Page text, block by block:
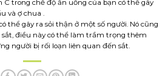
trong chế độ ăn uống của bạn có thể gây
và ợ chua .
thể gây ra sỏi thận ở một số người. Nó cũng
điều này có thể làm trầm trọng thêm
người bị rối loạn liên quan đến sắt.